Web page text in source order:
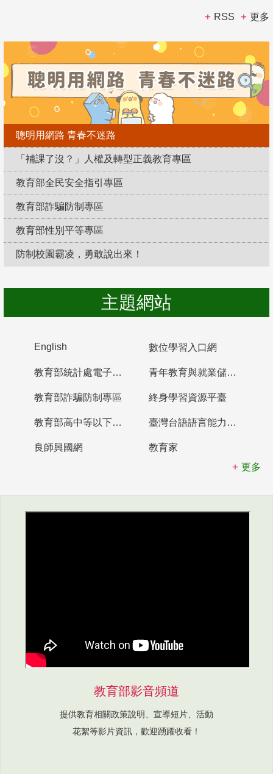
RSS 更多
聰明用網路 青春不迷路
「補課了沒？」人權及轉型正義教育專區
教育部全民安全指引專區
教育部詐騙防制專區
教育部性別平等專區
防制校園霸凌，勇敢說出來！
主題網站
English 數位學習入口網
教育部統計處電子書櫃 青年教育與就業儲蓄帳戶
教育部詐騙防制專區 終身學習資源平臺
教育部高中等以下學校及幼兒園教師資格檢定考試 臺灣台語語言能力認證網站
良師興國網
教育家
更多
教育部影音頻道
提供教育相關政策說明、宣導短片、活動
花絮等影片資訊，歡迎踴躍收看！